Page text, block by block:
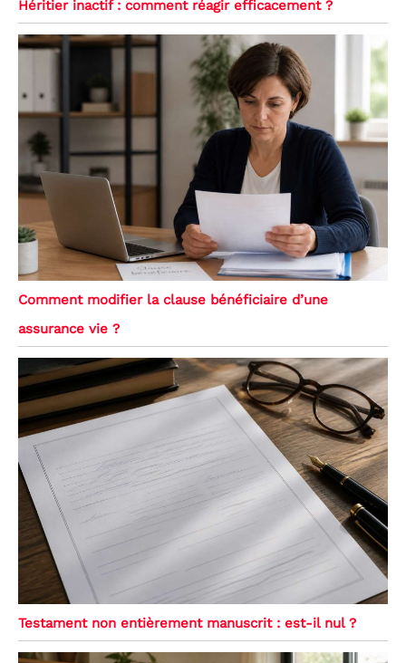
Héritier inactif : comment réagir efficacement ?
Comment modifier la clause bénéficiaire d’une
assurance vie ?
Testament non entièrement manuscrit : est-il nul ?